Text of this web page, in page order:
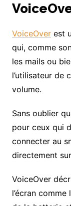
VoiceOverest
qui, comme
les mails ou
l’utilisateur de
volume.
Sans oublier
pour ceux qui
connecter au
directement sur
VoiceOver
l’écran